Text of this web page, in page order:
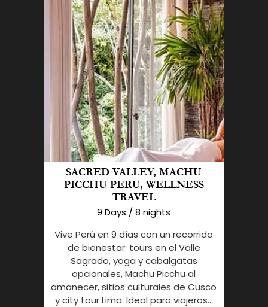
SACRED VALLEY, MACHU
PICCHU PERU, WELLNESS
TRAVEL
9 Days / 8 nights
Vive Perú en 9 días con un recorrido
de bienestar: tours en el Valle
Sagrado, yoga y cabalgatas
opcionales, Machu Picchu al
amanecer, sitios culturales de Cusco
y city tour Lima. Ideal para viajeros...